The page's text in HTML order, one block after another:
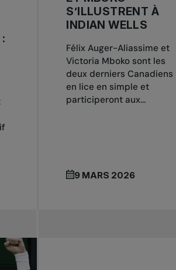
S’ILLUSTRENT À
INDIAN WELLS
Félix Auger-Aliassime et
Victoria Mboko sont les
deux derniers Canadiens
en lice en simple et
participeront aux...
9 MARS 2026